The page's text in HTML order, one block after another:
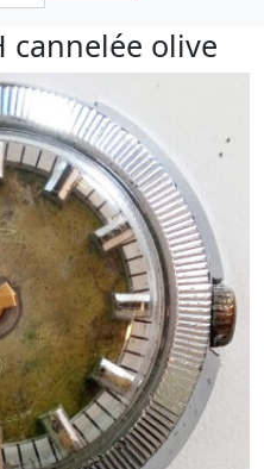
cannelée olive